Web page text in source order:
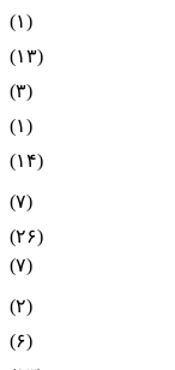
(۱)
(۱۳)
(۳)
(۱)
(۱۴)
(۷)
(۲۶)
(۷)
(۲)
(۶)